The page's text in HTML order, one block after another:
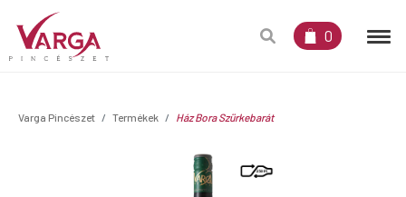
0
Varga Pincészet Termékek Ház Bora Szürkebarát